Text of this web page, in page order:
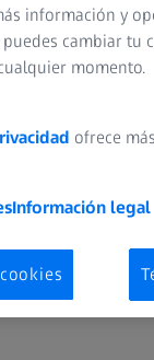
información y
cambiar tu
momento.
ofrece
Información legal